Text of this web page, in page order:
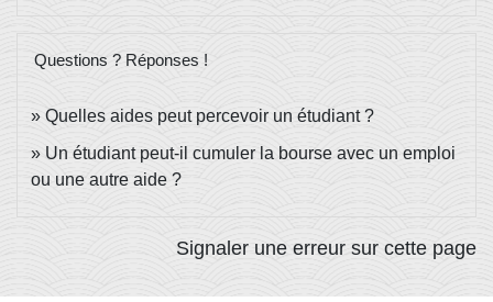
Questions ? Réponses !
Quelles aides peut percevoir un étudiant ?
Un étudiant peut-il cumuler la bourse avec un emploi
ou une autre aide ?
Signaler une erreur sur cette page